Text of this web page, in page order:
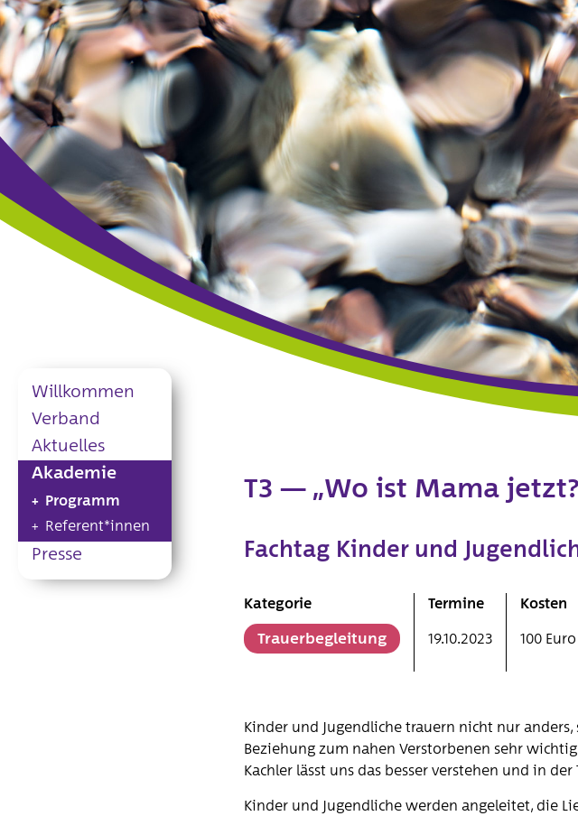
Willkommen
Verband
Aktuelles
Akademie
Programm
Referent*innen
Presse
Thüringer Hospiz- und Palliativverband –
T3 — „Wo ist Mama
Fachtag Kinder und
Kategorie
Trauerbegleitung
Termine
19.10.2023
Kosten
100 Euro
Kinder und Jugendliche trauern nicht nur
Beziehung zum nahen Verstorbenen sehr
Kachler lässt uns das besser verstehen und in
Kinder und Jugendliche werden angeleitet, die